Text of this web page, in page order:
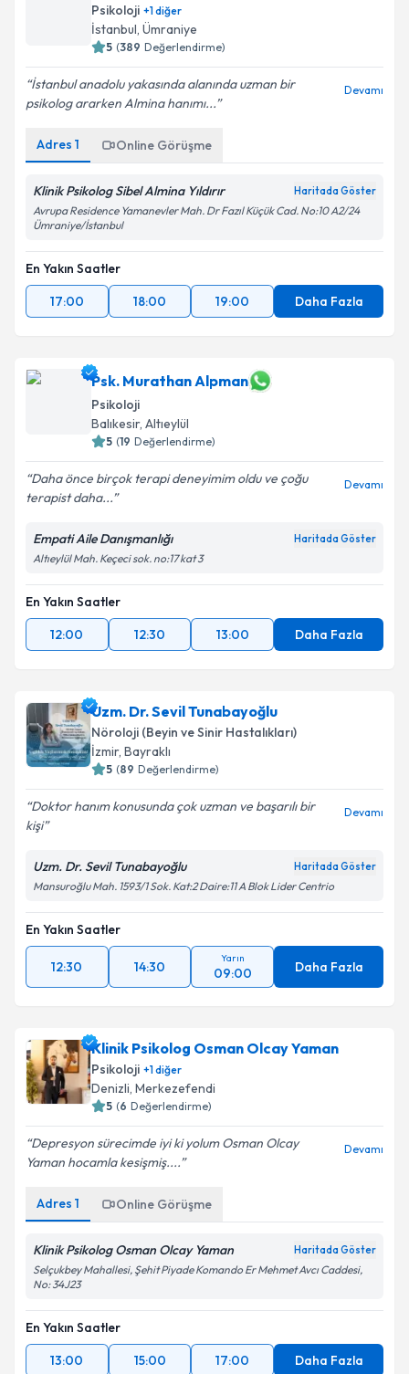
Psikoloji +1diğer
İstanbul, Ümraniye
5 (389 Değerlendirme)
İstanbul anadolu yakasında alanında uzman bir
psikolog ararken Almina hanımı...
Devamı
Adres 1 Online Görüşme
Klinik Psikolog Sibel Almina Yıldırır Haritada Göster
Avrupa Residence Yamanevler Mah. Dr Fazıl Küçük Cad. No:10 A2/24
Ümraniye/İstanbul
En Yakın Saatler
17:00
18:00 19:00 Daha Fazla
Psk. Murathan Alpman
Psikoloji
Balıkesir, Altıeylül
5 (19 Değerlendirme)
Daha önce birçok terapi deneyimim oldu ve çoğu
terapist daha...
Devamı
Empati Aile Danışmanlığı Haritada Göster
Altıeylül Mah. Keçeci sok. no:17 kat 3
En Yakın Saatler
12:00
12:30 13:00 Daha Fazla
Uzm. Dr. Sevil Tunabayoğlu
Nöroloji (Beyin ve Sinir Hastalıkları)
İzmir, Bayraklı
5 (89 Değerlendirme)
Doktor hanım konusunda çok uzman ve başarılı bir
kişi
Devamı
Uzm. Dr. Sevil Tunabayoğlu Haritada Göster
Mansuroğlu Mah. 1593/1 Sok. Kat:2 Daire:11 A Blok Lider Centrio
En Yakın Saatler
12:30 14:30
Yarın
09:00 Daha Fazla
Klinik Psikolog Osman Olcay Yaman
Psikoloji +1diğer
Denizli, Merkezefendi
5 (6 Değerlendirme)
Depresyon sürecimde iyi ki yolum Osman Olcay
Yaman hocamla kesişmiş....
Devamı
Adres 1 Online Görüşme
Klinik Psikolog Osman Olcay Yaman Haritada Göster
Selçukbey Mahallesi, Şehit Piyade Komando Er Mehmet Avcı Caddesi,
No: 34J23
En Yakın Saatler
13:00
15:00 17:00 Daha Fazla